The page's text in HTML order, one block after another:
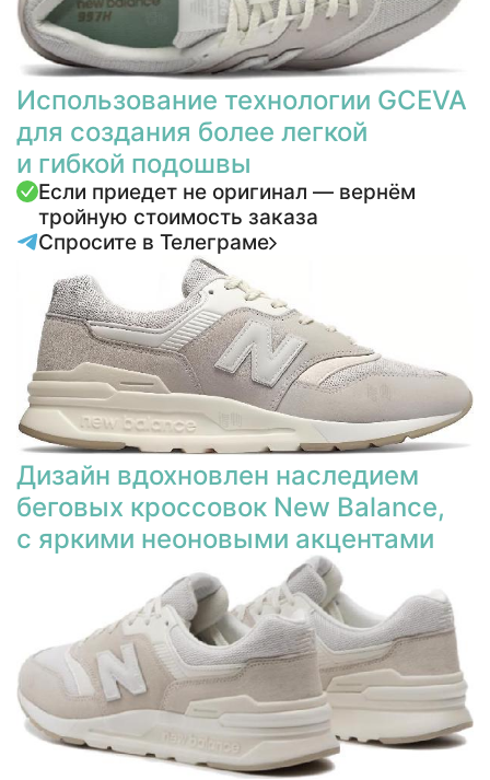
Использование технологии GCEVA
для создания более легкой
и гибкой подошвы
Если приедет не оригинал — вернём
тройную стоимость заказа
Спросите в Телеграме
Дизайн вдохновлен наследием
беговых кроссовок New Balance,
с яркими неоновыми акцентами